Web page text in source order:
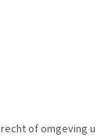
of omgeving u